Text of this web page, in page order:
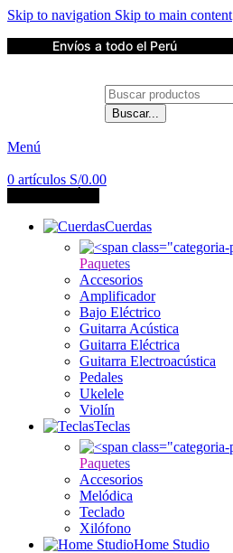
Skip to navigation Skip to main content
Envíos a todo el Perú
Buscar...
Menú
0 artículos S/0.00
Cuerdas
Paquetes
Accesorios
Amplificador
Bajo Eléctrico
Guitarra Acústica
Guitarra Eléctrica
Guitarra Electroacústica
Pedales
Ukelele
Violín
Teclas
Paquetes
Accesorios
Melódica
Teclado
Xilófono
Home Studio